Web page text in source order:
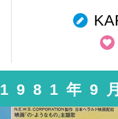
1981年9